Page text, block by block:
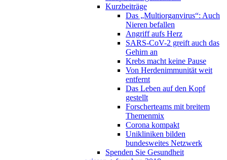
Kurzbeiträge
Das „Multiorganvirus“: Auch
Nieren befallen
Angriff aufs Herz
SARS-CoV-2 greift auch das
Gehirn an
Krebs macht keine Pause
Von Herdenimmunität weit
entfernt
Das Leben auf den Kopf
gestellt
Forscherteams mit breitem
Themenmix
Corona kompakt
Unikliniken bilden
bundesweites Netzwerk
Spenden Sie Gesundheit